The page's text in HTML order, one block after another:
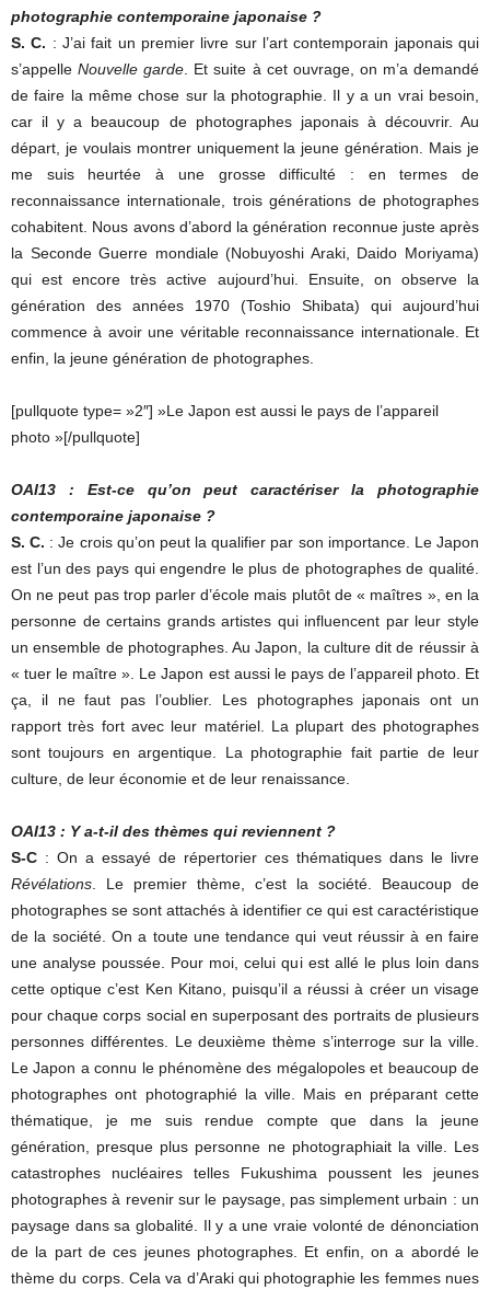
photographie contemporaine japonaise ?
S. C. : J’ai fait un premier livre sur l’art contemporain japonais qui
s’appelleNouvelle garde . Et suite à cet ouvrage, on m’a demandé
de faire la même chose sur la photographie. Il y a un vrai besoin,
car il y a beaucoup de photographes japonais à découvrir. Au
départ, je voulais montrer uniquement la jeune génération. Mais je
me suis heurtée à une grosse difficulté : en termes de
reconnaissance internationale, trois générations de photographes
cohabitent. Nous avons d’abord la génération reconnue juste après
la Seconde Guerre mondiale (Nobuyoshi Araki, Daido Moriyama)
qui est encore très active aujourd’hui. Ensuite, on observe la
génération des années 1970 (Toshio Shibata) qui aujourd’hui
commence à avoir une véritable reconnaissance internationale. Et
enfin, la jeune génération de photographes.
[pullquote type= »2″] »Le Japon est aussi le pays de l’appareil
photo »[/pullquote]
OAI13 : Est-ce qu’on peut caractériser la photographie
contemporaine japonaise ?
S. C. : Je crois qu’on peut la qualifier par son importance. Le Japon
est l’un des pays qui engendre le plus de photographes de qualité.
On ne peut pas trop parler d’école mais plutôt de « maîtres », en la
personne de certains grands artistes qui influencent par leur style
un ensemble de photographes. Au Japon, la culture dit de réussir à
« tuer le maître ». Le Japon est aussi le pays de l’appareil photo. Et
ça, il ne faut pas l’oublier. Les photographes japonais ont un
rapport très fort avec leur matériel. La plupart des photographes
sont toujours en argentique. La photographie fait partie de leur
culture, de leur économie et de leur renaissance.
OAI13 : Y a-t-il des thèmes qui reviennent ?
S-C : On a essayé de répertorier ces thématiques dans le livre
Révélations . Le premier thème, c’est la société. Beaucoup de
photographes se sont attachés à identifier ce qui est caractéristique
de la société. On a toute une tendance qui veut réussir à en faire
une analyse poussée. Pour moi, celui qui est allé le plus loin dans
cette optique c’est Ken Kitano, puisqu’il a réussi à créer un visage
pour chaque corps social en superposant des portraits de plusieurs
personnes différentes. Le deuxième thème s’interroge sur la ville.
Le Japon a connu le phénomène des mégalopoles et beaucoup de
photographes ont photographié la ville. Mais en préparant cette
thématique, je me suis rendue compte que dans la jeune
génération, presque plus personne ne photographiait la ville. Les
catastrophes nucléaires telles Fukushima poussent les jeunes
photographes à revenir sur le paysage, pas simplement urbain : un
paysage dans sa globalité. Il y a une vraie volonté de dénonciation
de la part de ces jeunes photographes. Et enfin, on a abordé le
thème du corps. Cela va d’Araki qui photographie les femmes nues